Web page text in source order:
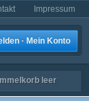
Impressum
· Mein Konto
leer